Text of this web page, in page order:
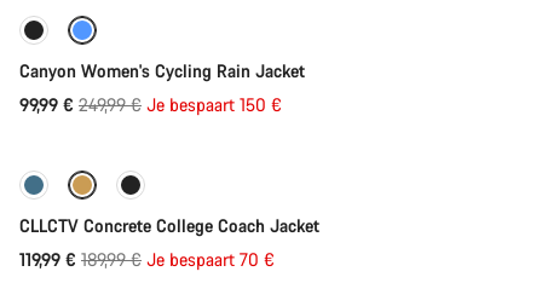
-60%
Canyon Women's Cycling Rain Jacket
99,99 € Originele
249,99 € Je bespaart 150 €
-37%
Direct toevoegen
CLLCTV Concrete College Coach Jacket
119,99 € Originele
189,99 € Je bespaart 70 €
Direct toevoegen